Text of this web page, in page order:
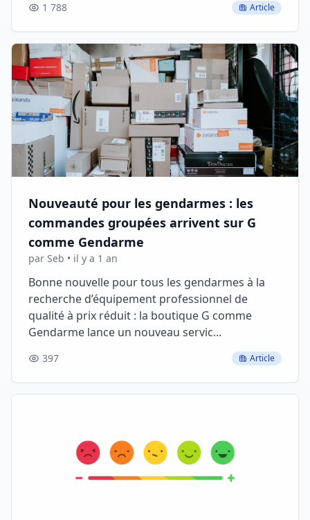
1 788 Article
Nouveauté pour les gendarmes : les
commandes groupées arrivent sur G
comme Gendarme
par Seb • il y a 1 an
Bonne nouvelle pour tous les gendarmes à la
recherche d’équipement professionnel de
qualité à prix réduit : la boutique G comme
Gendarme lance un nouveau servic...
397 Article